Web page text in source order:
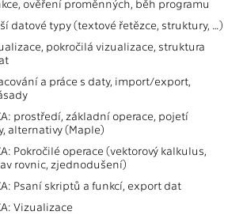
ověření proměnných, běh programu
datové typy (textové řetězce, struktury, …)
pokročilá vizualizace, struktura
a práce s daty, import/export,
prostředí, základní operace, pojetí
alternativy (Maple)
Pokročilé operace (vektorový kalkulus,
rovnic, zjednodušení)
Psaní skriptů a funkcí, export dat
Vizualizace